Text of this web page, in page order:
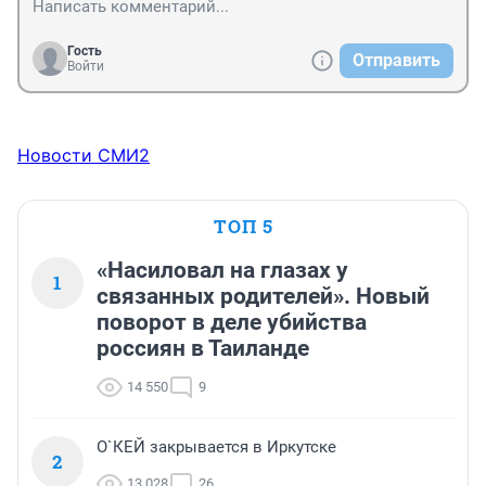
Гость
Войти
Отправить
Новости СМИ2
ТОП 5
1
«Насиловал на глазах у
связанных родителей». Новый
поворот в деле убийства
россиян в Таиланде
14 550 9
2
О`КЕЙ закрывается в Иркутске